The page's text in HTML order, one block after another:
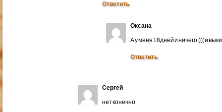
Ответить
Оксана
А у меня 18дней и ничего ((( и
Ответить
Сергей
нет конечно